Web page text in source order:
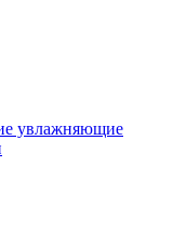
увлажняющие